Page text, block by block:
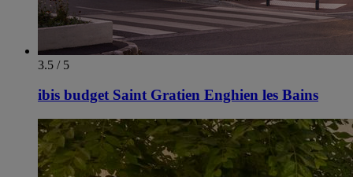
3.5 / 5
ibis budget Saint Gratien Enghien les Bains